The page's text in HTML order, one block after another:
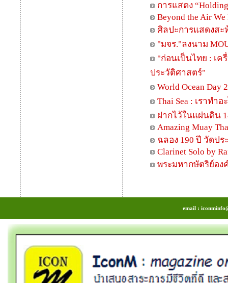
การแสดง
Beyond the Air We
ศิลปะการแสดงสะ
"มจร."ลงนาม
"ก่อนเป็นไทย : เ
ประวัติศาสตร์"
World Ocean Day
Thai Sea : เราทำ
ฝากไว้ในแผ่นดิน
Amazing Muay
ฉลอง 190 ปี วัดปร
Clarinet Solo by
พระมหากษัตริย์อง
email :